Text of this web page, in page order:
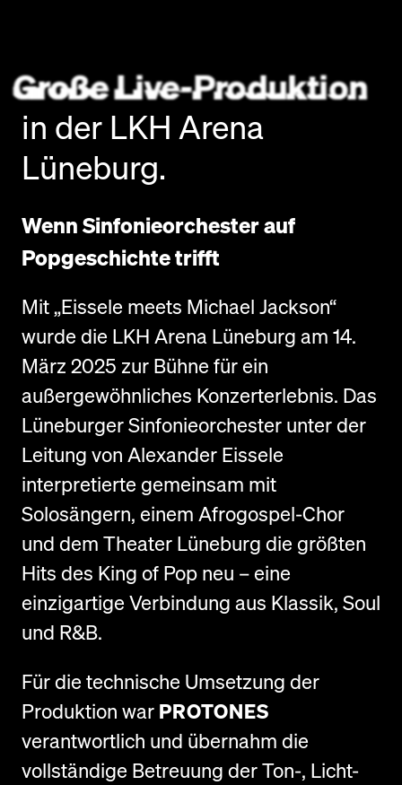
Große Live-Produktion
in der LKH Arena
Lüneburg.
Wenn Sinfonieorchester auf
Popgeschichte trifft
Mit „Eissele meets Michael Jackson“
wurde die LKH Arena Lüneburg am 14.
März 2025 zur Bühne für ein
außergewöhnliches Konzerterlebnis. Das
Lüneburger Sinfonieorchester unter der
Leitung von Alexander Eissele
interpretierte gemeinsam mit
Solosängern, einem Afrogospel-Chor
und dem Theater Lüneburg die größten
Hits des King of Pop neu – eine
einzigartige Verbindung aus Klassik, Soul
und R&B.
Für die technische Umsetzung der
Produktion war PROTONES
verantwortlich und übernahm die
vollständige Betreuung der Ton-, Licht-